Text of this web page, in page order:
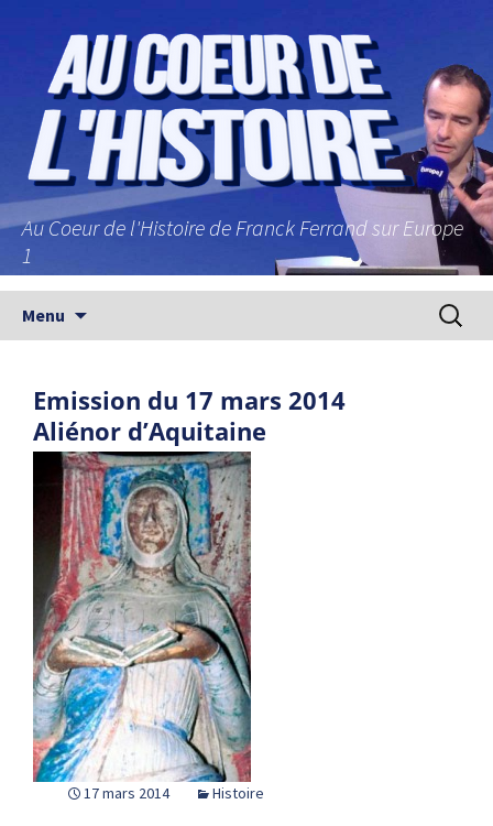
Au Coeur de l'Histoire de Franck Ferrand sur Europe
1
Menu
Emission du 17 mars 2014
Aliénor d’Aquitaine
17 mars 2014 Histoire